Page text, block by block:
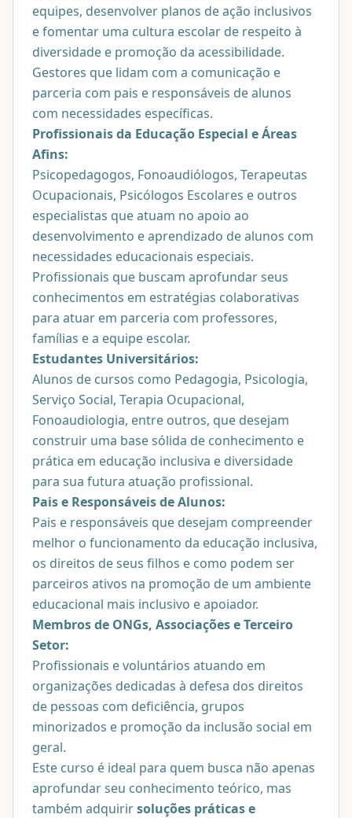
equipes, desenvolver planos de ação inclusivos
e fomentar uma cultura escolar de respeito à
diversidade e promoção da acessibilidade.
Gestores que lidam com a comunicação e
parceria com pais e responsáveis de alunos
com necessidades específicas.
Profissionais da Educação Especial e Áreas
Afins:
Psicopedagogos, Fonoaudiólogos, Terapeutas
Ocupacionais, Psicólogos Escolares e outros
especialistas que atuam no apoio ao
desenvolvimento e aprendizado de alunos com
necessidades educacionais especiais.
Profissionais que buscam aprofundar seus
conhecimentos em estratégias colaborativas
para atuar em parceria com professores,
famílias e a equipe escolar.
Estudantes Universitários:
Alunos de cursos como Pedagogia, Psicologia,
Serviço Social, Terapia Ocupacional,
Fonoaudiologia, entre outros, que desejam
construir uma base sólida de conhecimento e
prática em educação inclusiva e diversidade
para sua futura atuação profissional.
Pais e Responsáveis de Alunos:
Pais e responsáveis que desejam compreender
melhor o funcionamento da educação inclusiva,
os direitos de seus filhos e como podem ser
parceiros ativos na promoção de um ambiente
educacional mais inclusivo e apoiador.
Membros de ONGs, Associações e Terceiro
Setor:
Profissionais e voluntários atuando em
organizações dedicadas à defesa dos direitos
de pessoas com deficiência, grupos
minorizados e promoção da inclusão social em
geral.
Este curso é ideal para quem busca não apenas
aprofundar seu conhecimento teórico, mas
também adquirirsoluções práticas e